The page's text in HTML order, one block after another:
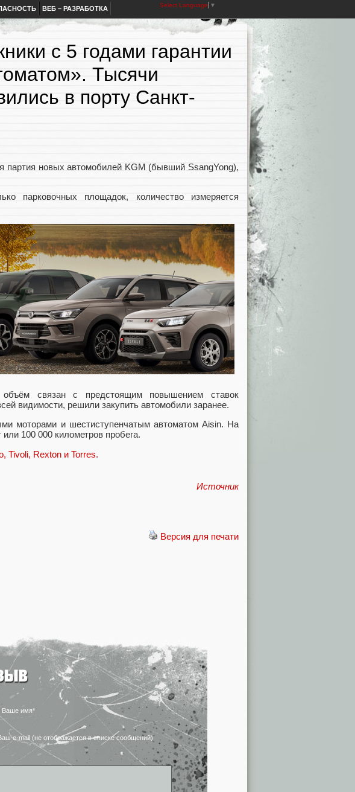
ВЕБ – РАЗРАБОТКА Select Language ▼
с 5 годами гарантии
Тысячи
в порту Санкт-
партия новых автомобилей KGM (бывший SsangYong),
парковочных площадок, количество измеряется
связан с предстоящим повышением ставок
видимости, решили закупить автомобили заранее.
моторами и шестиступенчатым автоматом Aisin. На
100 000 километров пробега.
Tivoli, Rexton и Torres.
Источник
Версия для печати
Ваше имя*
e-mail (не отображается в списке сообщений)